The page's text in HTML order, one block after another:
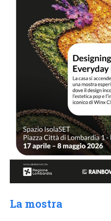
La mostra